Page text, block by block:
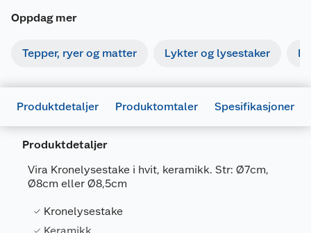
Oppdag mer
Tepper, ryer og matter Lykter og lysestaker
Produktdetaljer Produktomtaler Spesifikasjoner
Produktdetaljer
Vira Kronelysestake i hvit, keramikk. Str: Ø7cm,
Ø8cm eller Ø8,5cm
Kronelysestake
Artikkelnummer
Leverandørens artikkelnummer
Størrelse